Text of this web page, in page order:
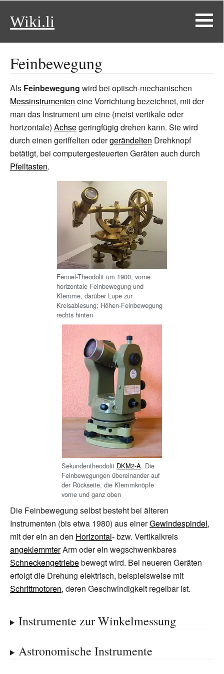
Wiki.li
Feinbewegung
Als Feinbewegung wird bei optisch-mechanischen
Messinstrumenten eine Vorrichtung bezeichnet, mit der
man das Instrument um eine (meist vertikale oder
horizontale) Achsegeringfügig drehen kann. Sie wird
durch einen geriffelten odergerändelten Drehknopf
betätigt, bei computergesteuerten Geräten auch durch
Pfeiltasten.
Fennel-Theodolit um 1900, vorne
horizontale Feinbewegung und
Klemme, darüber Lupe zur
Kreisablesung; Höhen-Feinbewegung
rechts hinten
Sekundentheodolit DKM2-A. Die
Feinbewegungen übereinander auf
der Rückseite, die Klemmknöpfe
vorne und ganz oben
Die Feinbewegung selbst besteht bei älteren
Instrumenten (bis etwa 1980) aus einerGewindespindel,
mit der ein an den Horizontal- bzw. Vertikalkreis
angeklemmterArm oder ein wegschwenkbares
Schneckengetriebebewegt wird. Bei neueren Geräten
erfolgt die Drehung elektrisch, beispielsweise mit
Schrittmotoren, deren Geschwindigkeit regelbar ist.
Instrumente zur Winkelmessung
Astronomische Instrumente